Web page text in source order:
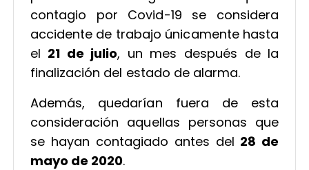
contagio por Covid-19 se considera
accidente de trabajo únicamente hasta
el 21 de julio, un mes después de la
finalización del estado de alarma.
Además, quedarían fuera de esta
consideración aquellas personas que
se hayan contagiado antes del 28 de
mayo de 2020.